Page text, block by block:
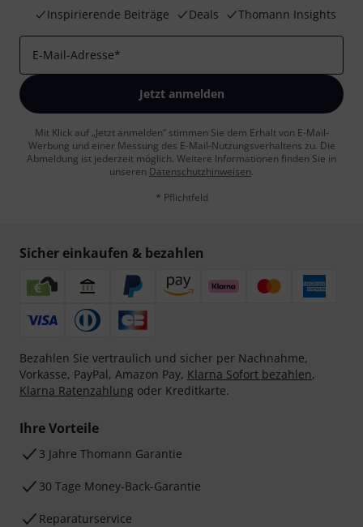
Inspirierende Beiträge
Deals Thomann Insights
E-Mail-Adresse*
Jetzt anmelden
Mit Klick auf „Jetzt anmelden“ stimmen Sie dem Erhalt von E-Mail-
Werbung und einer Messung des E-Mail-Nutzungsverhaltens zu. Die
Abmeldung ist jederzeit möglich. Weitere Informationen finden Sie in
unseren Datenschutzhinweisen.
* Pflichtfeld
Sicher einkaufen & bezahlen
Bezahlen Sie vertraulich und sicher per Nachnahme,
Vorkasse, PayPal, Amazon Pay, Klarna Sofort bezahlen,
Klarna Ratenzahlung oder Kreditkarte.
Ihre Vorteile
3 Jahre Thomann Garantie
30 Tage Money-Back-Garantie
Reparaturservice